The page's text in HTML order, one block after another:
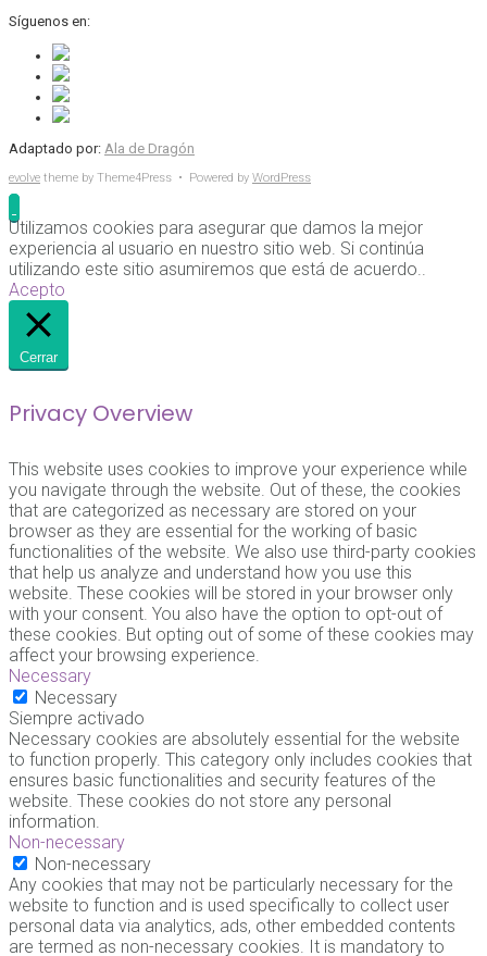
Síguenos en:
Adaptado por: Ala de Dragón
evolve theme by Theme4Press • Powered by WordPress
Utilizamos cookies para asegurar que damos la mejor
experiencia al usuario en nuestro sitio web. Si continúa
utilizando este sitio asumiremos que está de acuerdo..
Acepto
Cerrar
Privacy Overview
This website uses cookies to improve your experience while
you navigate through the website. Out of these, the cookies
that are categorized as necessary are stored on your
browser as they are essential for the working of basic
functionalities of the website. We also use third-party cookies
that help us analyze and understand how you use this
website. These cookies will be stored in your browser only
with your consent. You also have the option to opt-out of
these cookies. But opting out of some of these cookies may
affect your browsing experience.
Necessary
Necessary
Siempre activado
Necessary cookies are absolutely essential for the website
to function properly. This category only includes cookies that
ensures basic functionalities and security features of the
website. These cookies do not store any personal
information.
Non-necessary
Non-necessary
Any cookies that may not be particularly necessary for the
website to function and is used specifically to collect user
personal data via analytics, ads, other embedded contents
are termed as non-necessary cookies. It is mandatory to